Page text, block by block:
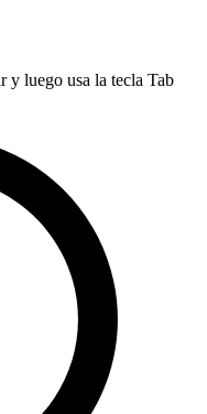
y luego usa la tecla Tab